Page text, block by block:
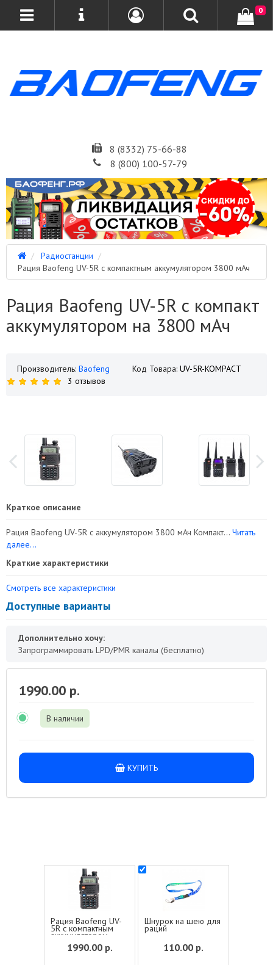
8 (8332) 75-66-88
8 (800) 100-57-79
0
Радиостанции
Рация Baofeng UV-5R с компактным аккумулятором 3800 мАч
Рация Baofeng UV-5R с компакт
аккумулятором на 3800 мАч
Производитель: Baofeng Код Товара: UV-5R-KOMPACT
3 отзывов
Краткое описание
Рация Baofeng UV-5R с аккумулятором 3800 мАч Компакт... Читать
далее...
Краткие характеристики
Смотреть все характеристики
Доступные варианты
Дополнительно хочу:
Запрограммировать LPD/PMR каналы (бесплатно)
1990.00 р.
В наличии
КУПИТЬ
Рация Baofeng UV-
5R с компактным
аккумулятором
3800 мАч
1990.00р.
Шнурок на шею для
раций
110.00 р.